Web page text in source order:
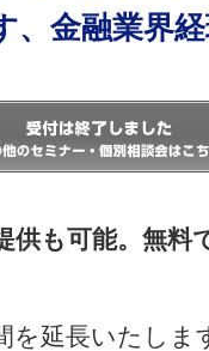
、金融業界
供も可能。無料
を延長いたし